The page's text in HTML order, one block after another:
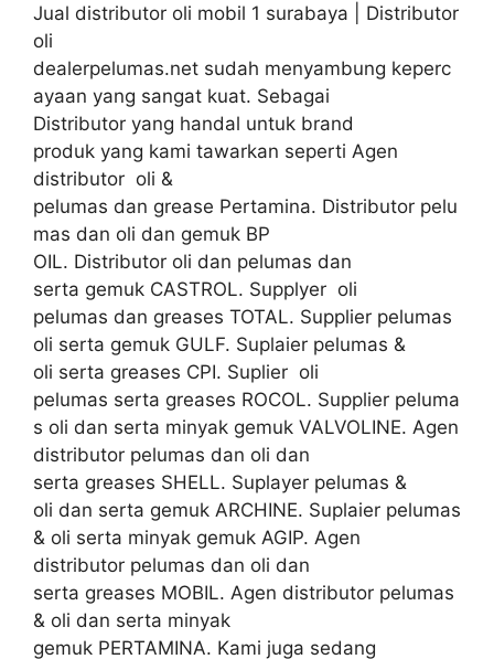
Jual distributor oli mobil 1 surabaya | Distributor
oli
dealerpelumas.net sudah menyambung keperc
ayaan yang sangat kuat. Sebagai
Distributor yang handal untuk brand
produk yang kami tawarkan seperti Agen
distributor oli &
pelumas dan grease Pertamina. Distributor pelu
mas dan oli dan gemuk BP
OIL. Distributor oli dan pelumas dan
serta gemuk CASTROL. Supplyer oli
pelumas dan greases TOTAL. Supplier pelumas
oli serta gemuk GULF. Suplaier pelumas &
oli serta greases CPI. Suplier oli
pelumas serta greases ROCOL. Supplier peluma
s oli dan serta minyak gemuk VALVOLINE. Agen
distributor pelumas dan oli dan
serta greases SHELL. Suplayer pelumas &
oli dan serta gemuk ARCHINE. Suplaier pelumas
& oli serta minyak gemuk AGIP. Agen
distributor pelumas dan oli dan
serta greases MOBIL. Agen distributor pelumas
& oli dan serta minyak
gemuk PERTAMINA. Kami juga sedang